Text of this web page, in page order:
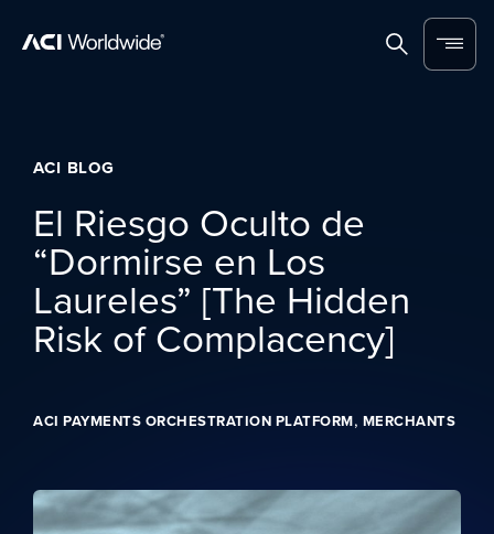
SearchMenu
ACI BLOG
El Riesgo Oculto de
“Dormirse en Los
Laureles” [The Hidden
Risk of Complacency]
ACI PAYMENTS ORCHESTRATION PLATFORM, MERCHANTS